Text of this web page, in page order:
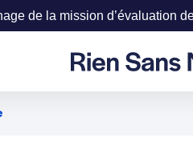
de la mission d’évaluation